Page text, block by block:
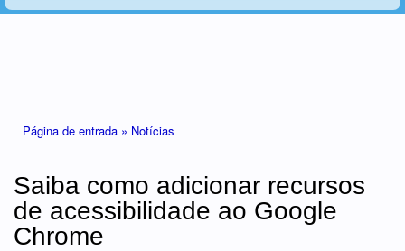
Página de entrada » Notícias
Saiba como adicionar recursos
de acessibilidade ao Google
Chrome